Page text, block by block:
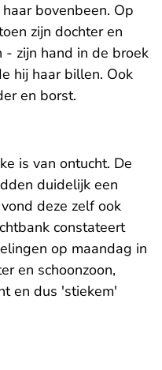
bovenbeen. Op
zijn dochter en
- zijn hand in de broek
hij haar billen. Ook
en borst.
is van ontucht. De
duidelijk een
deze zelf ook
constateert
op maandag in
en schoonzoon,
en dus 'stiekem'